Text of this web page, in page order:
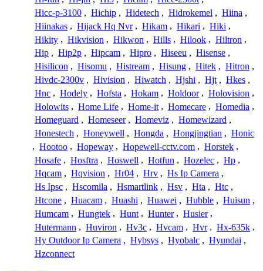
Hicc-p-3100 , Hichip , Hidetech , Hidrokemel , Hiina ,
Hiinakas , Hijack Hq Nvr , Hikam , Hikari , Hiki ,
Hikity , Hikvision , Hikwon , Hills , Hilook , Hiltron ,
Hip , Hip2p , Hipcam , Hipro , Hiseeu , Hisense ,
Hisilicon , Hisomu , Histream , Hisung , Hitek , Hitron ,
Hivdc-2300v , Hivision , Hiwatch , Hjshi , Hjt , Hkes ,
Hnc , Hodely , Hofsta , Hokam , Holdoor , Holovision ,
Holowits , Home Life , Home-it , Homecare , Homedia ,
Homeguard , Homeseer , Homeviz , Homewizard ,
Honestech , Honeywell , Hongda , Hongjingtian , Honic
, Hootoo , Hopeway , Hopewell-cctv.com , Horstek ,
Hosafe , Hosftra , Hoswell , Hotfun , Hozelec , Hp ,
Hqcam , Hqvision , Hr04 , Hrv , Hs Ip Camera ,
Hs Ipsc , Hscomila , Hsmartlink , Hsv , Hta , Htc ,
Htcone , Huacam , Huashi , Huawei , Hubble , Huisun ,
Humcam , Hungtek , Hunt , Hunter , Husier ,
Hutermann , Huviron , Hv3c , Hvcam , Hvr , Hx-635k ,
Hy Outdoor Ip Camera , Hybsys , Hyobalc , Hyundai ,
Hzconnect